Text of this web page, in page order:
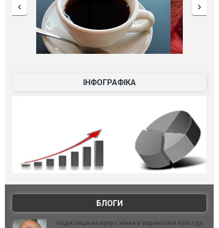
ІНФОГРАФІКА
БЛОГИ
Надія лише на культ жінки в українській культурі